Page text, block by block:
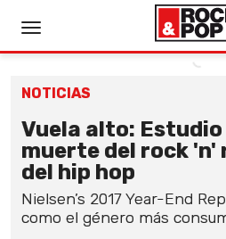
NOTICIAS
Vuela alto:
muerte del rock 'n'
del hip hop
Nielsen’s 2017 Year-End
como el género más